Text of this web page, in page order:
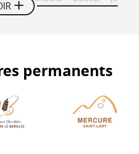
vivement les guides de
jeune équipe dynamique,
permanents